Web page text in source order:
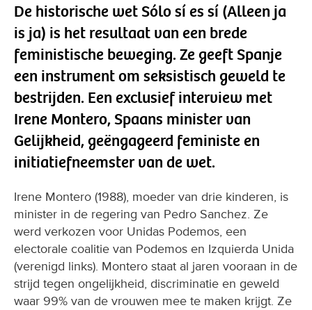
De historische wet Sólo sí es sí (Alleen ja
is ja) is het resultaat van een brede
feministische beweging. Ze geeft Spanje
een instrument om seksistisch geweld te
bestrijden. Een exclusief interview met
Irene Montero, Spaans minister van
Gelijkheid, geëngageerd feministe en
initiatiefneemster van de wet.
Irene Montero (1988), moeder van drie kinderen, is
minister in de regering van Pedro Sanchez. Ze
werd verkozen voor Unidas Podemos, een
electorale coalitie van Podemos en Izquierda Unida
(verenigd links). Montero staat al jaren vooraan in de
strijd tegen ongelijkheid, discriminatie en geweld
waar 99% van de vrouwen mee te maken krijgt. Ze